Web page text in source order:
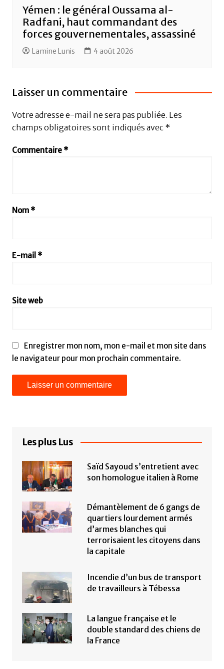
Yémen : le général Oussama al-
Radfani, haut commandant des
forces gouvernementales, assassiné
Lamine Lunis 4 août 2026
Laisser un commentaire
Votre adresse e-mail ne sera pas publiée. Les
champs obligatoires sont indiqués avec *
Commentaire *
Nom *
E-mail *
Site web
Enregistrer mon nom, mon e-mail et mon site dans
le navigateur pour mon prochain commentaire.
Les plus Lus
Saïd Sayoud s’entretient avec
son homologue italien à Rome
Démantèlement de 6 gangs de
quartiers lourdement armés
d’armes blanches qui
terrorisaient les citoyens dans
la capitale
Incendie d’un bus de transport
de travailleurs à Tébessa
La langue française et le
double standard des chiens de
la France